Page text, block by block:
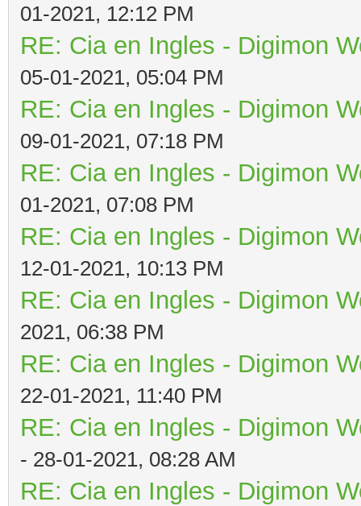
01-2021, 12:12 PM
RE: Cia en Ingles - Digimon
05-01-2021, 05:04 PM
RE: Cia en Ingles - Digimon
09-01-2021, 07:18 PM
RE: Cia en Ingles - Digimon
01-2021, 07:08 PM
RE: Cia en Ingles - Digimon
12-01-2021, 10:13 PM
RE: Cia en Ingles - Digimon
2021, 06:38 PM
RE: Cia en Ingles - Digimon
22-01-2021, 11:40 PM
RE: Cia en Ingles - Digimon
- 28-01-2021, 08:28 AM
RE: Cia en Ingles - Digimon